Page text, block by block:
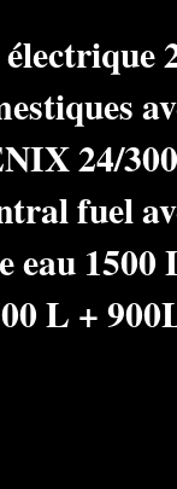
24/
fuel
eau
L +